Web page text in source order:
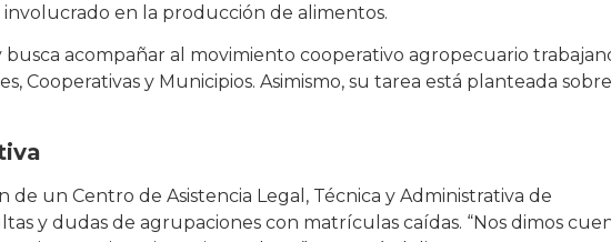
en la producción de alimentos.
busca acompañar al movimiento cooperativo agropecuario
Cooperativas y Municipios. Asimismo, su tarea está planteada sobre
de un Centro de Asistencia Legal, Técnica y Administrativa de
y dudas de agrupaciones con matrículas caídas. “Nos dimos